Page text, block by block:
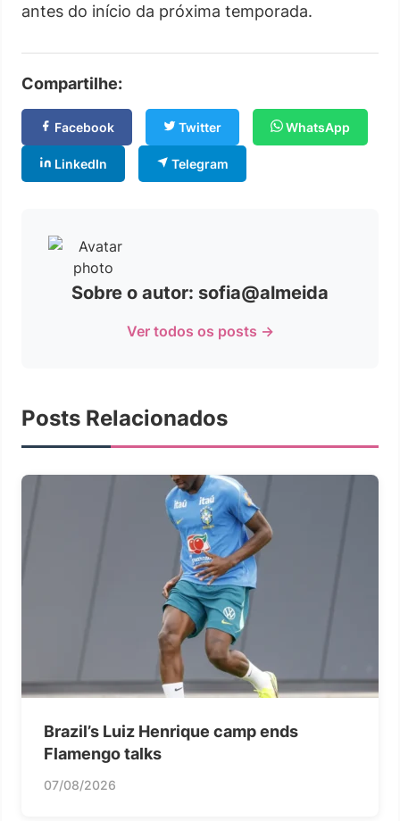
antes do início da próxima temporada.
Compartilhe:
Facebook Twitter WhatsApp
LinkedIn Telegram
Sobre o autor: sofia@almeida
Ver todos os posts →
Posts Relacionados
Brazil’s Luiz Henrique camp ends
Flamengo talks
07/08/2026